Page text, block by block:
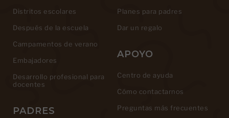
Distritos escolares
Después de la escuela
Campamentos de verano
Embajadores
Desarrollo profesional para
docentes
PADRES
Planes para padres
Dar un regalo
APOYO
Centro de ayuda
Cómo contactarnos
Preguntas más frecuentes